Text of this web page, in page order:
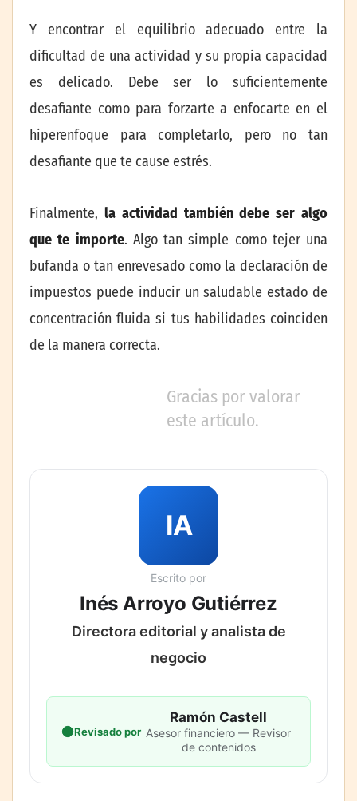
Y encontrar el equilibrio adecuado entre la
dificultad de una actividad y su propia capacidad
es delicado. Debe ser lo suficientemente
desafiante como para forzarte a enfocarte en el
hiperenfoque para completarlo, pero no tan
desafiante que te cause estrés.
Finalmente, la actividad también debe ser algo
que te importe. Algo tan simple como tejer una
bufanda o tan enrevesado como la declaración de
impuestos puede inducir un saludable estado de
concentración fluida si tus habilidades coinciden
de la manera correcta.
Gracias por valorar
este artículo.
IA
Escrito por
Inés Arroyo Gutiérrez
Directora editorial y analista de
negocio
Revisado por
Ramón Castell
Asesor financiero — Revisor
de contenidos